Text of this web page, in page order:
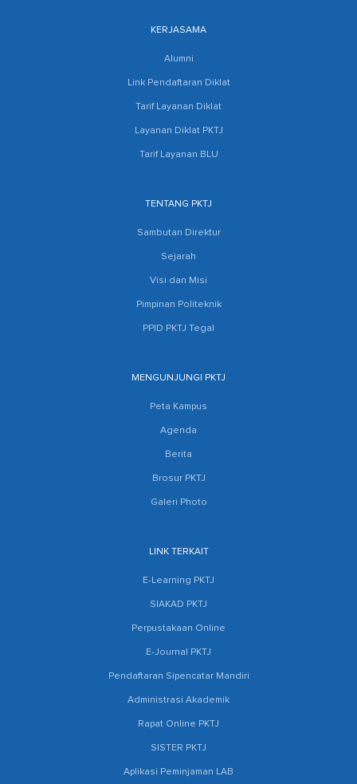
KERJASAMA
Alumni
Link Pendaftaran Diklat
Tarif Layanan Diklat
Layanan Diklat PKTJ
Tarif Layanan BLU
TENTANG PKTJ
Sambutan Direktur
Sejarah
Visi dan Misi
Pimpinan Politeknik
PPID PKTJ Tegal
MENGUNJUNGI PKTJ
Peta Kampus
Agenda
Berita
Brosur PKTJ
Galeri Photo
LINK TERKAIT
E-Learning PKTJ
SIAKAD PKTJ
Perpustakaan Online
E-Journal PKTJ
Pendaftaran Sipencatar Mandiri
Administrasi Akademik
Rapat Online PKTJ
SISTER PKTJ
Aplikasi Peminjaman LAB